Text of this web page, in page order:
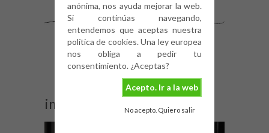
anónima, nos ayuda mejorar la web.
Si continúas navegando,
entendemos que aceptas nuestra
política de cookies. Una ley europea
nos obliga a pedir tu
consentimiento. ¿Aceptas?
Acepto. Ir a la web
No acepto. Quiero salir
image